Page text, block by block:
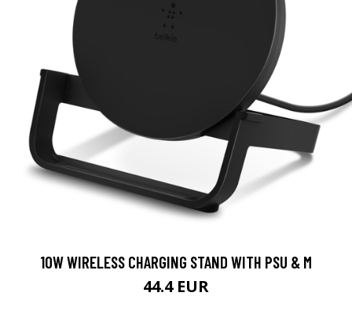
10W WIRELESS CHARGING STAND WITH PSU & M
44.4 EUR